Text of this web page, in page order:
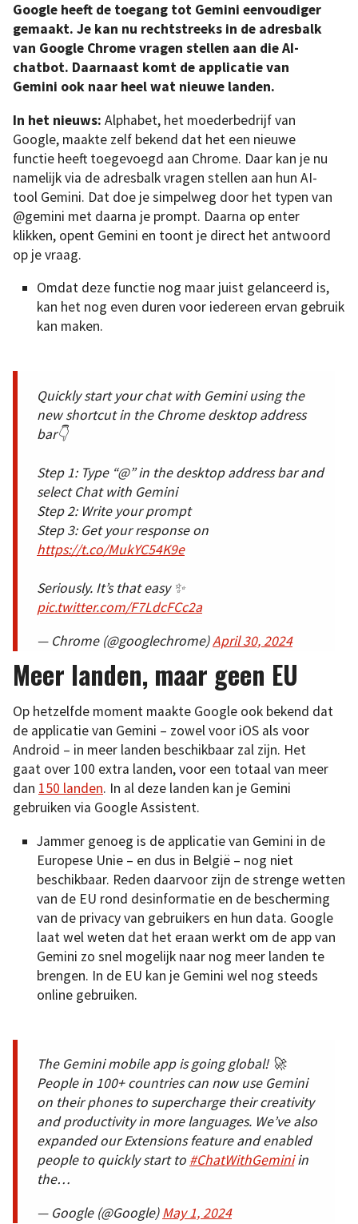
Google heeft de toegang tot Gemini eenvoudiger
gemaakt. Je kan nu rechtstreeks in de adresbalk
van Google Chrome vragen stellen aan die AI-
chatbot. Daarnaast komt de applicatie van
Gemini ook naar heel wat nieuwe landen.
In het nieuws: Alphabet, het moederbedrijf van
Google, maakte zelf bekend dat het een nieuwe
functie heeft toegevoegd aan Chrome. Daar kan je nu
namelijk via de adresbalk vragen stellen aan hun AI-
tool Gemini. Dat doe je simpelweg door het typen van
@gemini met daarna je prompt. Daarna op enter
klikken, opent Gemini en toont je direct het antwoord
op je vraag.
Omdat deze functie nog maar juist gelanceerd is,
kan het nog even duren voor iedereen ervan gebruik
kan maken.
Quickly start your chat with Gemini using the
new shortcut in the Chrome desktop address
bar👇
Step 1: Type “@” in the desktop address bar and
select Chat with Gemini
Step 2: Write your prompt
Step 3: Get your response on
https://t.co/MukYC54K9e
Seriously. It’s that easy ✨
pic.twitter.com/F7LdcFCc2a
— Chrome (@googlechrome)April 30, 2024
Meer landen, maar geen EU
Op hetzelfde moment maakte Google ook bekend dat
de applicatie van Gemini – zowel voor iOS als voor
Android – in meer landen beschikbaar zal zijn. Het
gaat over 100 extra landen, voor een totaal van meer
dan 150 landen. In al deze landen kan je Gemini
gebruiken via Google Assistent.
Jammer genoeg is de applicatie van Gemini in de
Europese Unie – en dus in België – nog niet
beschikbaar. Reden daarvoor zijn de strenge wetten
van de EU rond desinformatie en de bescherming
van de privacy van gebruikers en hun data. Google
laat wel weten dat het eraan werkt om de app van
Gemini zo snel mogelijk naar nog meer landen te
brengen. In de EU kan je Gemini wel nog steeds
online gebruiken.
The Gemini mobile app is going global! 🚀
People in 100+ countries can now use Gemini
on their phones to supercharge their creativity
and productivity in more languages. We’ve also
expanded our Extensions feature and enabled
people to quickly start to #ChatWithGeminiin
the…
— Google (@Google)May 1, 2024